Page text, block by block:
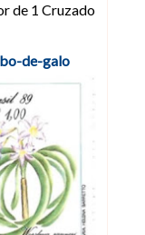
de 1 Cruzado
de-galo